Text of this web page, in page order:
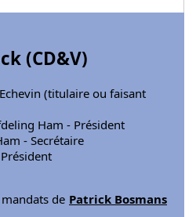
(CD&V)
(titulaire ou faisant
Ham - Président
- Secrétaire
de Patrick Bosmans